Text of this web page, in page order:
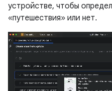
устройстве, чтобы
«путешествия» или нет.